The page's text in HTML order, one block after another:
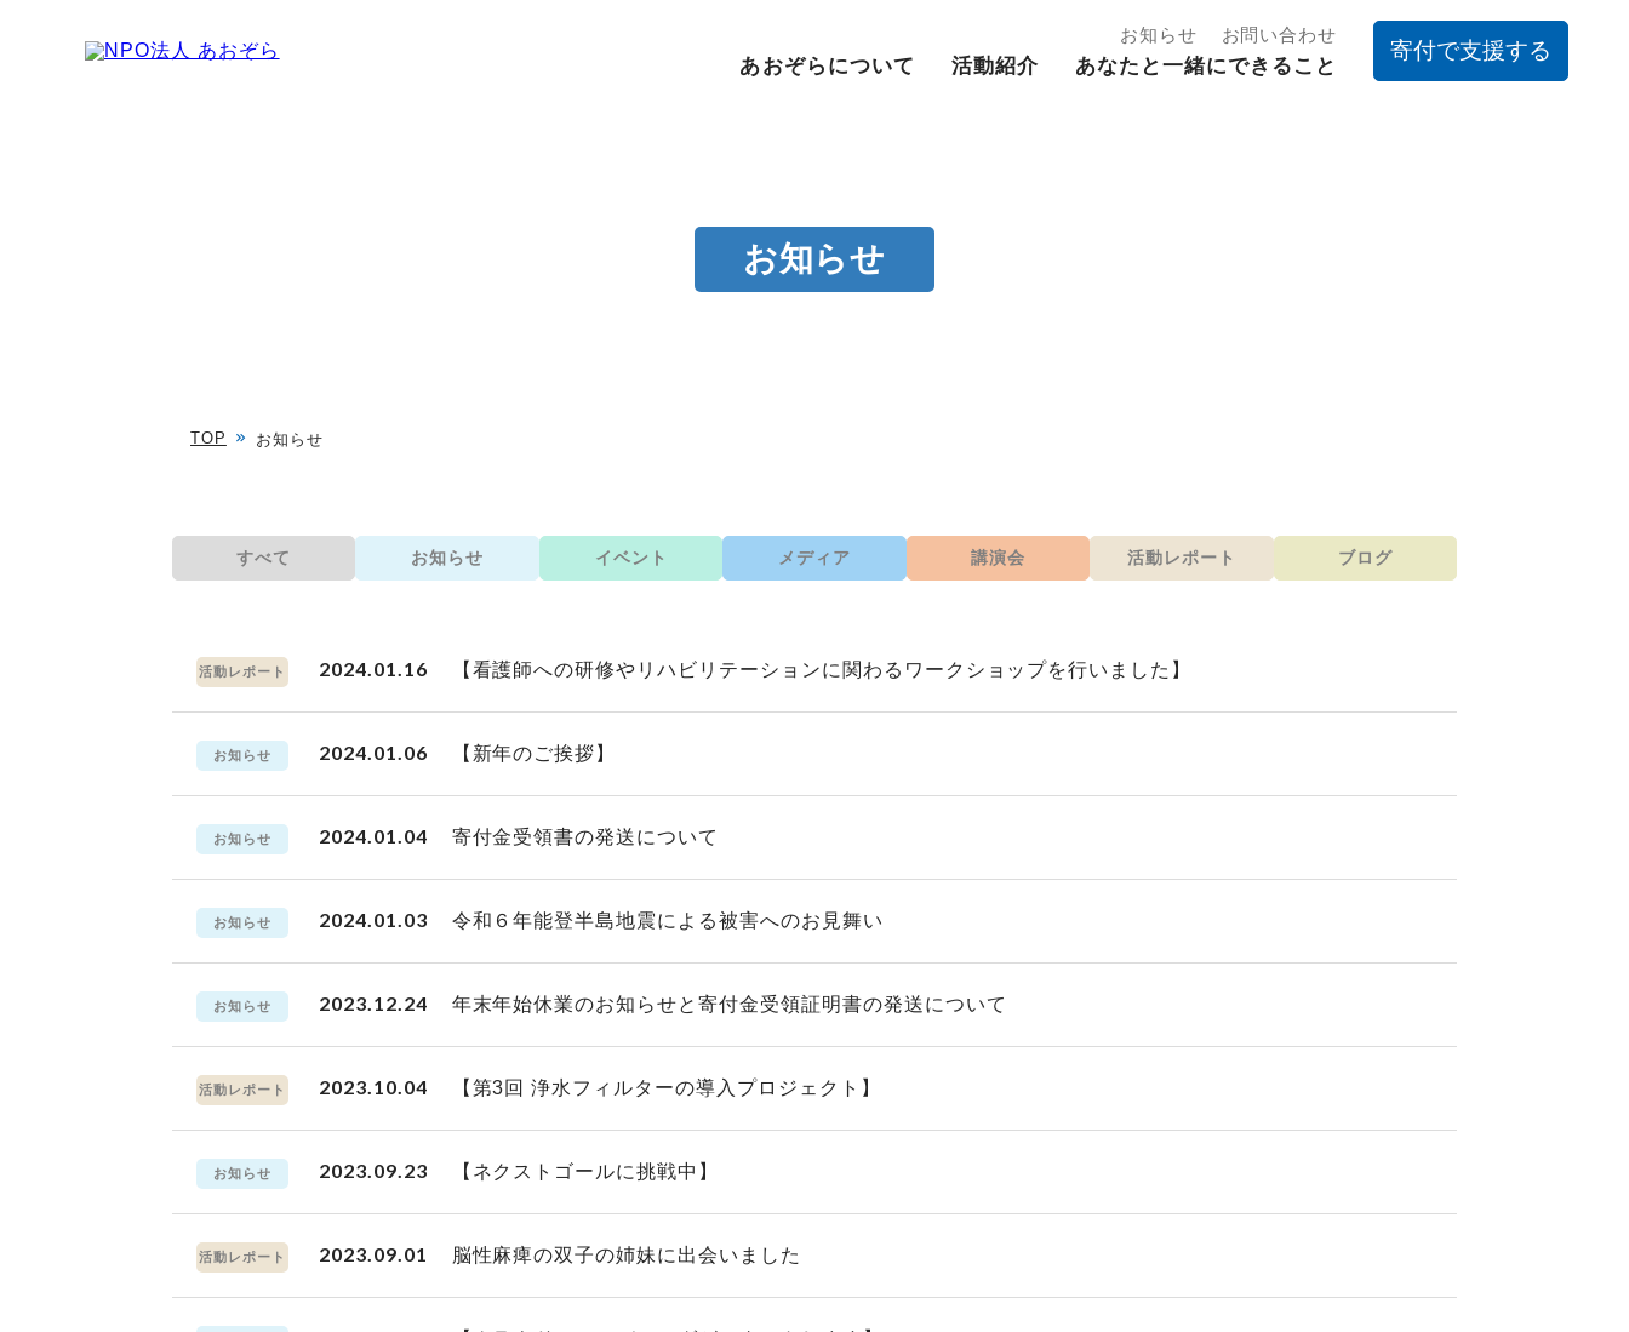
お知らせ お問い合わせ
あおぞらについて 活動紹介 あなたと一緒にできること
寄付で支援する
お知らせ
TOP お知らせ
すべて お知らせ イベント メディア 講演会 活動レポート ブログ
活動レポート 2024.01.16 【看護師への研修やリハビリテーションに関わるワークショップを行いました】
お知らせ 2024.01.06 【新年のご挨拶】
お知らせ 2024.01.04 寄付金受領書の発送について
お知らせ 2024.01.03 令和６年能登半島地震による被害へのお見舞い
お知らせ 2023.12.24 年末年始休業のお知らせと寄付金受領証明書の発送について
活動レポート 2023.10.04 【第3回 浄水フィルターの導入プロジェクト】
お知らせ 2023.09.23 【ネクストゴールに挑戦中】
活動レポート 2023.09.01 脳性麻痺の双子の姉妹に出会いました